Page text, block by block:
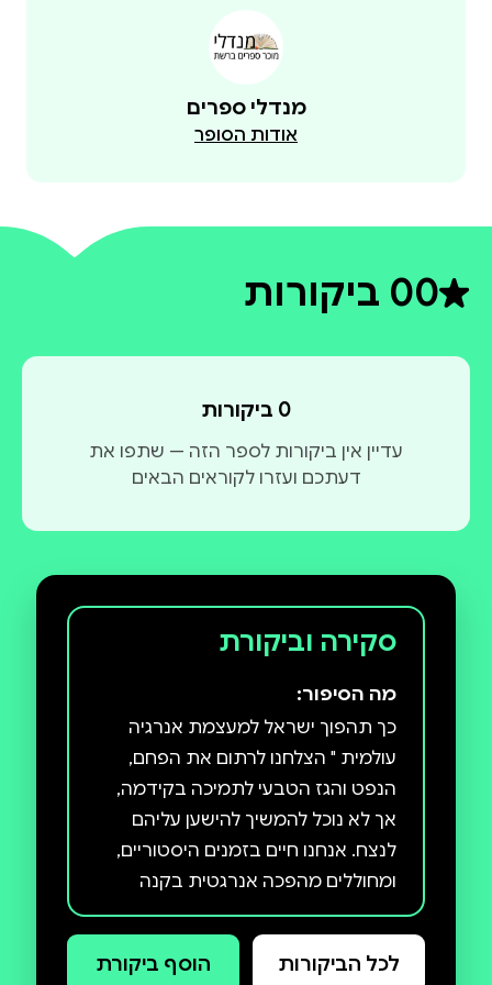
מנדלי ספרים
אודות הסופר
0דירוג ממוצע 0 מתוך 5
0 ביקורות
0 ביקורות
עדיין אין ביקורות לספר הזה — שתפו את
דעתכם ועזרו לקוראים הבאים
סקירה וביקורת
מה הסיפור:
כך תהפוך ישראל למעצמת אנרגיה
עולמית " הצלחנו לרתום את הפחם,
הנפט והגז הטבעי לתמיכה בקידמה,
אך לא נוכל להמשיך להישען עליהם
לנצח. אנחנו חיים בזמנים היסטוריים,
ומחוללים מהפכה אנרגטית בקנה
מידה עולמי: מהפכה האנרגיה
המתחדשת". במאה האחרונה הגיעה
האנושות להישגים חסרי תקדים:
לכל הביקורות הוסף ביקורת